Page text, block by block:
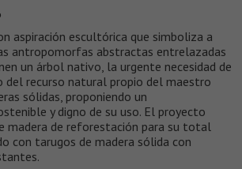
aspiración escultórica que simboliza a
antropomorfas abstractas entrelazadas
un árbol nativo, la urgente necesidad de
del recurso natural propio del maestro
sólidas, proponiendo un
y digno de su uso. El proyecto
madera de reforestación para su total
con tarugos de madera sólida con